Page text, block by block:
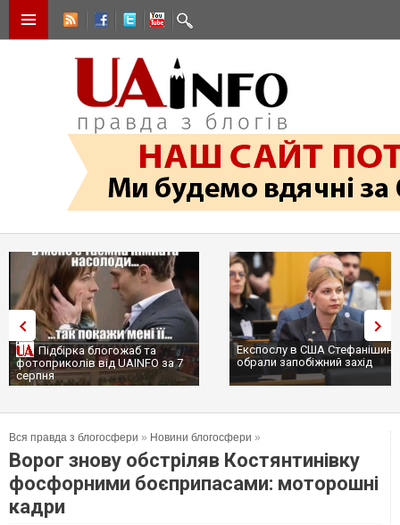
Підбірка блогожаб та
фотоприколів від UAINFO за 7
серпня
Експослу в США
обрали запобіжний захід
Вся правда з блогосфери » Новини блогосфери »
Ворог знову обстріляв Костянтинівку
фосфорними боєприпасами: моторошні
кадри